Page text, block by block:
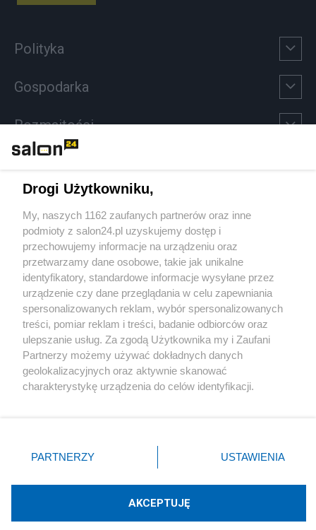
Polityka
Gospodarka
Rozmaitości
Sport
Społeczeństwo
Kultura
X Facebook Instagram Youtube
Technologię dostarcza:W3media.pl
Drogi Użytkowniku,
My, naszych 1162 zaufanych partnerów oraz inne
podmioty z salon24.pl uzyskujemy dostęp i
przechowujemy informacje na urządzeniu oraz
przetwarzamy dane osobowe, takie jak unikalne
identyfikatory, standardowe informacje wysyłane przez
urządzenie czy dane przeglądania w celu zapewniania
spersonalizowanych reklam, wybór spersonalizowanych
treści, pomiar reklam i treści, badanie odbiorców oraz
ulepszanie usług. Za zgodą Użytkownika my i Zaufani
Partnerzy możemy używać dokładnych danych
geolokalizacyjnych oraz aktywnie skanować
charakterystykę urządzenia do celów identyfikacji.
zmienić/wycofać klikając przycisk ustawień prywatności
znajdujący się w lewym dolnym rogu strony
rodzaje przetwarzania danych nie wymagają zgody
użytkownika, ale masz prawo sprzeciwić się takiemu
PARTNERZY USTAWIENIA
AKCEPTUJĘ